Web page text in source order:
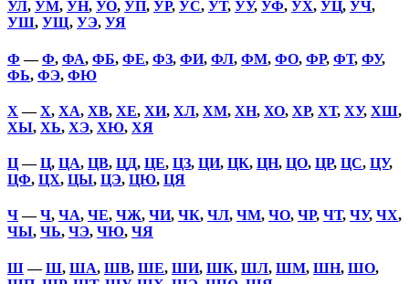
УЛ, УМ, УН, УО, УП, УР, УС, УТ, УУ, УФ, УХ, УЦ, УЧ,
УШ, УЩ, УЭ, УЯ
Ф —Ф, ФА, ФБ, ФЕ, ФЗ, ФИ, ФЛ, ФМ, ФО, ФР, ФТ, ФУ,
ФЬ, ФЭ, ФЮ
Х —Х, ХА, ХВ, ХЕ, ХИ, ХЛ, ХМ, ХН, ХО, ХР, ХТ, ХУ, ХШ,
ХЫ, ХЬ, ХЭ, ХЮ, ХЯ
Ц—Ц, ЦА, ЦВ, ЦД, ЦЕ, ЦЗ, ЦИ, ЦК, ЦН, ЦО, ЦР, ЦС, ЦУ,
ЦФ, ЦХ, ЦЫ, ЦЭ, ЦЮ, ЦЯ
Ч—Ч, ЧА, ЧЕ, ЧЖ, ЧИ, ЧК, ЧЛ, ЧМ, ЧО, ЧР, ЧТ, ЧУ, ЧХ,
ЧЫ, ЧЬ, ЧЭ, ЧЮ, ЧЯ
Ш—Ш, ША, ШВ, ШЕ, ШИ, ШК, ШЛ, ШМ, ШН, ШО,